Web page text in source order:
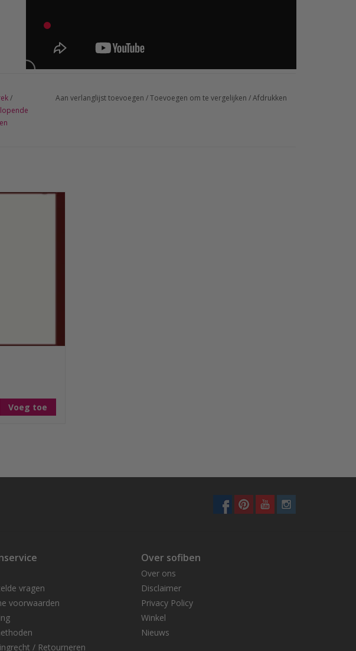
/
Aan verlanglijst toevoegen /Toevoegen om te vergelijken /Afdrukken
geleverd met
Voeg toe
vragen
voorwaarden
/ Retourneren
Over sofiben
Over ons
Disclaimer
Privacy Policy
Winkel
Nieuws